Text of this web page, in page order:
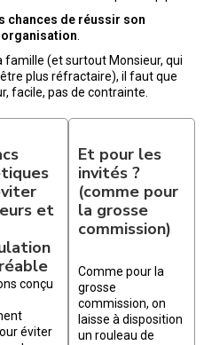
chances de réussir son
famille (et surtout Monsieur, qui
plus réfractaire), il faut que
facile, pas de contrainte.
et
conçu
éviter
Et pour les
invités ?
(comme pour
la grosse
commission)
Comme pour la
grosse
commission, on
laisse à disposition
un rouleau de